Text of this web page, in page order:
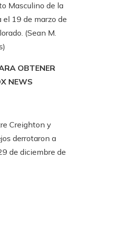
Masculino de la
19 de marzo de
(Sean M.
OBTENER
NEWS
Creighton y
derrotaron a
de diciembre de